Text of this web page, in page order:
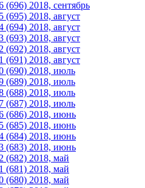
2018, сентябрь
2018, август
2018, август
2018, август
2018, август
2018, август
(690) 2018, июль
(689) 2018, июль
(688) 2018, июль
(687) 2018, июль
(686) 2018, июнь
(685) 2018, июнь
(684) 2018, июнь
(683) 2018, июнь
(682) 2018, май
(681) 2018, май
(680) 2018, май